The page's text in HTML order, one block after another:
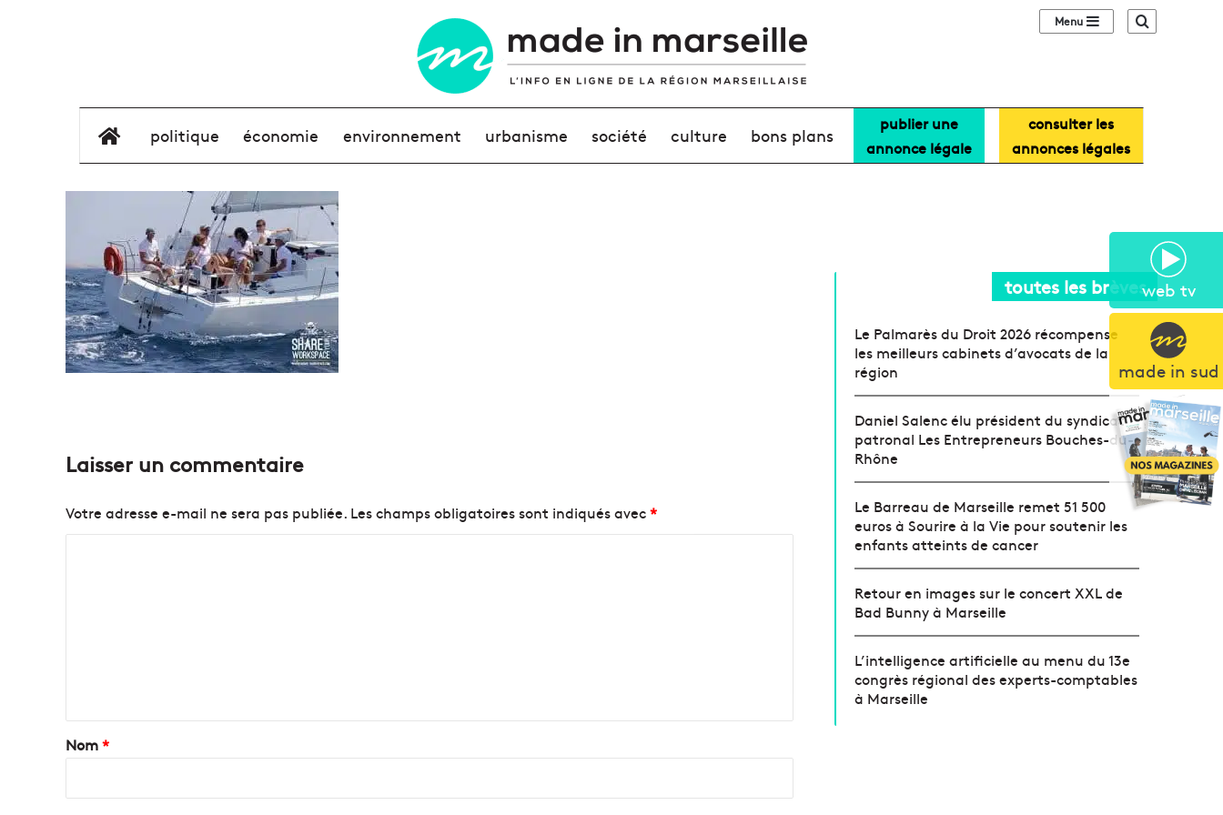
web tv
made in sud
Sidebar (barre
élément de menu
politique économie environnement urbanisme société culture bons plans
publier une
annonce légale
consulter les
annonces légales
Laisser un commentaire
Votre adresse e-mail ne sera pas publiée. Les champs obligatoires sont indiqués avec*
a
r
Nom*
toutes les brèves
Le Palmarès du Droit 2026 récompense
les meilleurs cabinets d’avocats de la
région
Daniel Salenc élu président du syndicat
patronal Les Entrepreneurs Bouches-du-
Rhône
Le Barreau de Marseille remet 51 500
euros à Sourire à la Vie pour soutenir les
enfants atteints de cancer
Retour en images sur le concert XXL de
Bad Bunny à Marseille
L’intelligence artificielle au menu du 13e
congrès régional des experts-comptables
à Marseille